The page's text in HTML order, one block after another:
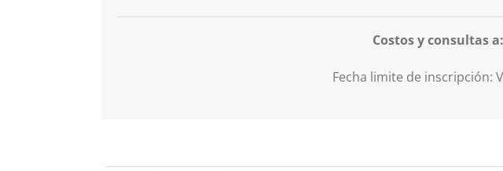
Costos y consultas
Fecha limite de inscripción: